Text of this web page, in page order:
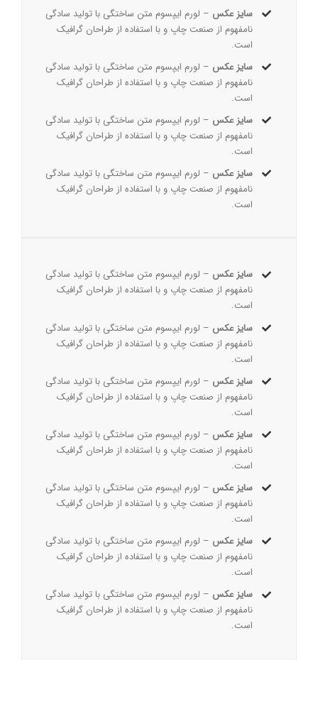
سایز عکس – لورم ایپسوم متن ساختگی با تولید سادگی
نامفهوم از صنعت چاپ و با استفاده از طراحان گرافیک
است.
سایز عکس – لورم ایپسوم متن ساختگی با تولید سادگی
نامفهوم از صنعت چاپ و با استفاده از طراحان گرافیک
است.
سایز عکس – لورم ایپسوم متن ساختگی با تولید سادگی
نامفهوم از صنعت چاپ و با استفاده از طراحان گرافیک
است.
سایز عکس – لورم ایپسوم متن ساختگی با تولید سادگی
نامفهوم از صنعت چاپ و با استفاده از طراحان گرافیک
است.
سایز عکس – لورم ایپسوم متن ساختگی با تولید سادگی
نامفهوم از صنعت چاپ و با استفاده از طراحان گرافیک
است.
سایز عکس – لورم ایپسوم متن ساختگی با تولید سادگی
نامفهوم از صنعت چاپ و با استفاده از طراحان گرافیک
است.
سایز عکس – لورم ایپسوم متن ساختگی با تولید سادگی
نامفهوم از صنعت چاپ و با استفاده از طراحان گرافیک
است.
سایز عکس – لورم ایپسوم متن ساختگی با تولید سادگی
نامفهوم از صنعت چاپ و با استفاده از طراحان گرافیک
است.
سایز عکس – لورم ایپسوم متن ساختگی با تولید سادگی
نامفهوم از صنعت چاپ و با استفاده از طراحان گرافیک
است.
سایز عکس – لورم ایپسوم متن ساختگی با تولید سادگی
نامفهوم از صنعت چاپ و با استفاده از طراحان گرافیک
است.
سایز عکس – لورم ایپسوم متن ساختگی با تولید سادگی
نامفهوم از صنعت چاپ و با استفاده از طراحان گرافیک
است.